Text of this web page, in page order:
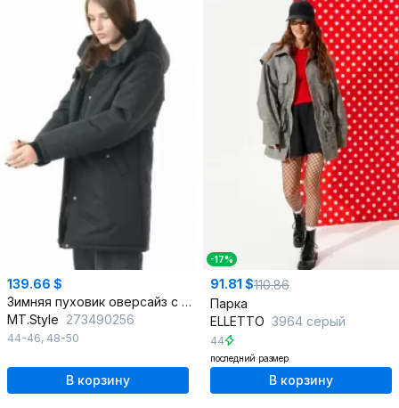
139.66 $
Зимняя пуховик оверсайз с подкладкой из меха и влагозащитой
MT.Style 273490256
44-46, 48-50
В корзину
-17%
91.81 $110.86
Парка
ELLETTO 3964 серый
44
последний размер
В корзину